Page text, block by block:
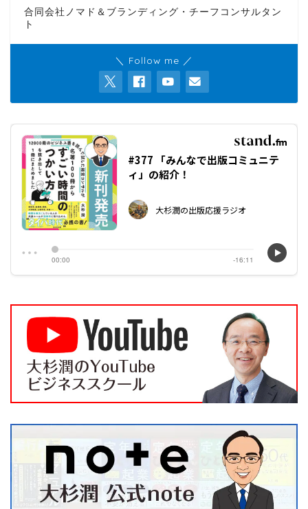
合同会社ノマド＆ブランディング・チーフコンサルタン
ト
＼ Follow me ／